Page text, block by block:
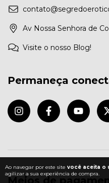
Ao navegar por este site você aceita o
agilizar a sua experiência de compra.
Av Nossa Senhora de
Visite o nosso Blog!
Permaneça